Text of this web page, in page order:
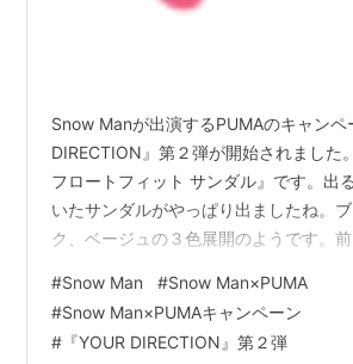
Snow Manが出演するPUMAのキャンペ
DIRECTION』第２弾が開始されました
フロートフィット サンダル』です。出
いたサンダルがやっぱり出ましたね。
ク、ベージュの３色展開のようです。
見に行ってるんだよね～。サンダルは１
気にはなってる。もし買うなら黒かピン
公式サイトは ☆ コチラ ☆ めめがいない
#Snow Man #Snow Man×PUMA
#Snow Man×PUMAキャンペーン
# 『YOUR DIRECTION』第２弾